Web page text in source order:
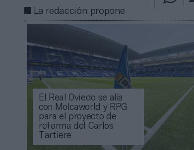
La redacción propone
El Real Oviedo se alía
con Molcaworld y RPG
para el proyecto de
reforma del Carlos
Tartiere